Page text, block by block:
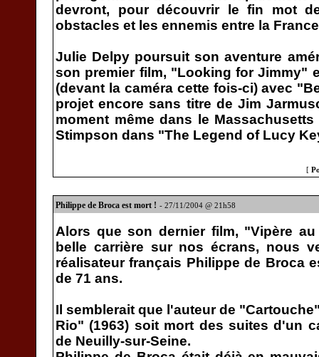
devront, pour découvrir le fin mot
obstacles et les ennemis entre la
Julie Delpy poursuit son aventure
son premier film, "Looking for Jimmy"
(devant la caméra cette fois-ci) avec
projet encore sans titre de Jim
moment même dans le
Stimpson dans "The Legend of Lucy
[
Philippe de Broca est mort ! - 27/11/2004 @ 21h58
Alors que son dernier film, "Vipère
belle carrière sur nos écrans, nous
réalisateur français Philippe de Broca
de 71 ans.
Il semblerait que l'auteur de
Rio" (1963) soit mort des suites d'un
de Neuilly-sur-Seine.